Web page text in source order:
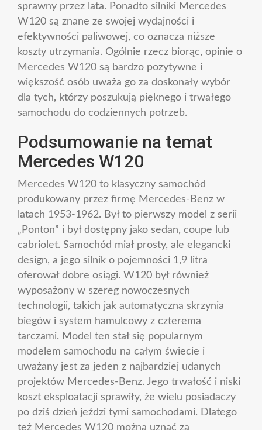
sprawny przez lata. Ponadto silniki Mercedes
W120 są znane ze swojej wydajności i
efektywności paliwowej, co oznacza niższe
koszty utrzymania. Ogólnie rzecz biorąc, opinie o
Mercedes W120 są bardzo pozytywne i
większość osób uważa go za doskonały wybór
dla tych, którzy poszukują pięknego i trwałego
samochodu do codziennych potrzeb.
Podsumowanie na temat
Mercedes W120
Mercedes W120 to klasyczny samochód
produkowany przez firmę Mercedes-Benz w
latach 1953-1962. Był to pierwszy model z serii
„Ponton” i był dostępny jako sedan, coupe lub
cabriolet. Samochód miał prosty, ale elegancki
design, a jego silnik o pojemności 1,9 litra
oferował dobre osiągi. W120 był również
wyposażony w szereg nowoczesnych
technologii, takich jak automatyczna skrzynia
biegów i system hamulcowy z czterema
tarczami. Model ten stał się popularnym
modelem samochodu na całym świecie i
uważany jest za jeden z najbardziej udanych
projektów Mercedes-Benz. Jego trwałość i niski
koszt eksploatacji sprawiły, że wielu posiadaczy
po dziś dzień jeździ tymi samochodami. Dlatego
też Mercedes W120 można uznać za